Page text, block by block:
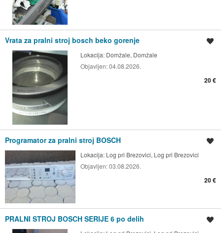
Vrata za pralni stroj bosch beko gorenje
Lokacija: Domžale, Domžale
Objavljen:04.08.2026.
20 €
Programator za pralni stroj BOSCH
Lokacija: Log pri Brezovici, Log pri Brezovici
Objavljen:03.08.2026.
20 €
PRALNI STROJ BOSCH SERIJE 6 po delih